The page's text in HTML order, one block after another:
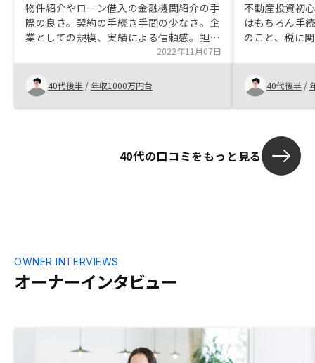
物件紹介やローン借入の金融機関紹介の手
際の良さ。契約の手続き手間の少なさ。企
業としての規模、実績による信頼感。担当
者の迅速な対応。購入から管理契約まで、
グループ会社を含めたトータル対応。以上
のメリットによります。
2022年11月07日
40代後半 / 年収1000万円台
不動産投資初
はもちろん手
のこと、税に
も後も私が納
らえました。
ませんが、全
る費用など一
40代後半 /
40代の口コミをもっと見る
オーナーインタビュー
OWNER INTERVIEWS